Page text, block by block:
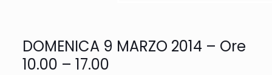
DOMENICA 9 MARZO 2014 – Ore
10.00 – 17.00